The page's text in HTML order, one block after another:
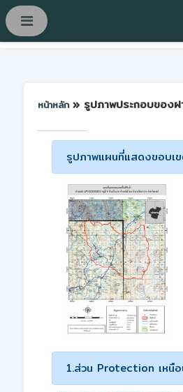
หน้าหลัก » รูปภาพประกอบของ
รูปภาพแผนที่แสดงขอบเ
1.ส่วน Protection เหนือ